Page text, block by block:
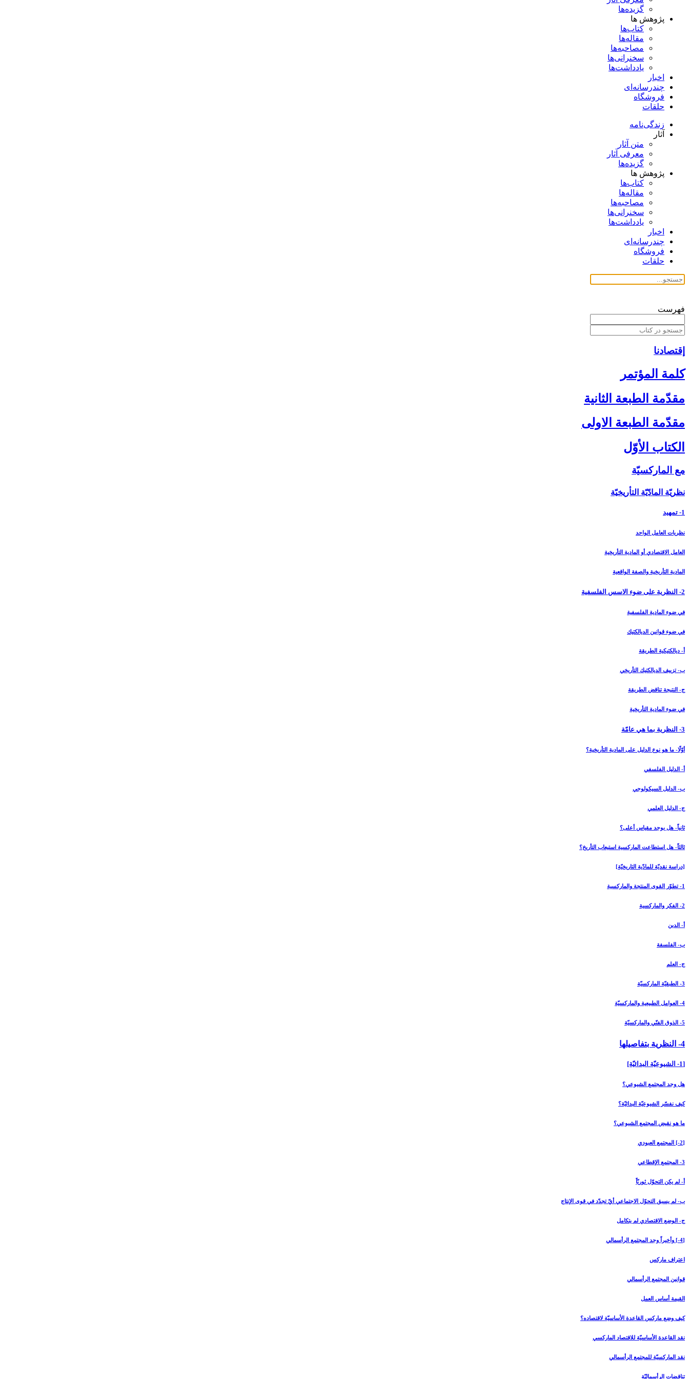
گزیده‌ها
پژوهش ها
کتاب‌ها
مقاله‌ها
مصاحبه‌ها
سخنرانی‌ها
یادداشت‌ها
اخبار
چندرسانه‌ای
فروشگاه
حلقات
زندگی‌نامه
آثار
متن آثار
معرفی آثار
گزیده‌ها
پژوهش ها
کتاب‌ها
مقاله‌ها
مصاحبه‌ها
سخنرانی‌ها
یادداشت‌ها
اخبار
چندرسانه‌ای
فروشگاه
حلقات
فهرست
إقتصادنا
كلمة المؤتمر
مقدّمة الطبعة الثانية
مقدّمة الطبعة الاولى‏
الكتاب الأوّل‏
مع الماركسيّة
نظريّة المادّيّة التأريخيّة
1- تمهيد
نظريات العامل الواحد
العامل الاقتصادي أو المادية التأريخية
المادية التأريخية والصفة الواقعية
2- النظرية على ضوء الاسس الفلسفية
في ضوء المادية الفلسفية
في ضوء قوانين الديالكتيك
أ- ديالكتيكية الطريقة
ب- تزييف الديالكتيك التأريخي
ج- النتيجة تناقض الطريقة
في ضوء المادية التأريخية
3- النظرية بما هي عامّة
أوّلًا- ما هو نوع الدليل على المادية التأريخية؟
أ- الدليل الفلسفي
ب- الدليل السيكولوجي
ج- الدليل العلمي
ثانياً- هل يوجد مقياس أعلى؟
ثالثاً- هل استطاعت الماركسية استيعاب التأريخ؟
[دراسة نقديّة للمادّية التاريخيّة]
1- تطوّر القوى المنتجة والماركسية
2- الفكر والماركسية
أ- الدين
ب- الفلسفة
ج- العلم
3- الطبقيّة الماركسيّة
4- العوامل الطبيعية والماركسيّة
5- الذوق الفنّي والماركسيّة
4- النظرية بتفاصيلها
[1- الشيوعيّة البدائيّة]
هل وجد المجتمع الشيوعي؟
كيف نفسّر الشيوعيّة البدائيّة؟
ما هو نقيض المجتمع الشيوعي؟
[2-] المجتمع العبودي‏
3- المجتمع الإقطاعي‏
أ- لم يكن التحوّل ثوريّاً
ب- لم يسبق التحوّل الاجتماعي أيّ تجدّد في قوى الإنتاج
ج- الوضع الاقتصادي لم يتكامل
[4-] وأخيراً وجد المجتمع الرأسمالي‏
اعتراف ماركس
قوانين المجتمع الرأسمالي
القيمة أساس العمل
كيف وضع ماركس القاعدة الأساسيّة لاقتصاده؟
نقد القاعدة الأساسيّة للاقتصاد الماركسي
نقد الماركسيّة للمجتمع الرأسمالي
تناقضات الرأسماليّة